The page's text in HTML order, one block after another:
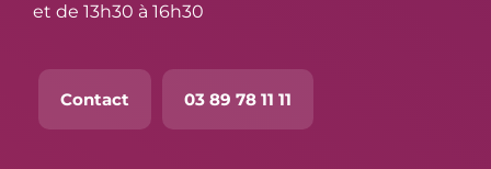
et de 13h30 à 16h30
Contact 03 89 78 11 11